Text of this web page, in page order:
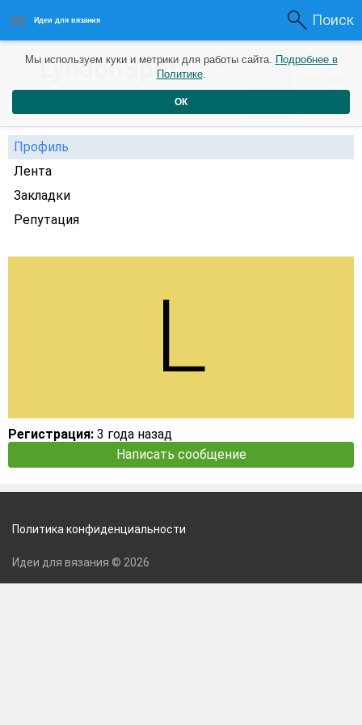
Идеи для вязания Поиск
LyndonSpots3 года 0 0
Профиль
Лента
Закладки
Репутация
Регистрация: 3 года назад
Написать сообщение
Мы используем куки и метрики для работы сайта. Подробнее в
Политике.
ОК
Политика конфиденциальности
Идеи для вязания © 2026